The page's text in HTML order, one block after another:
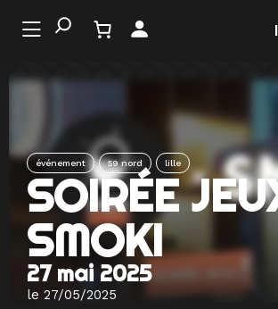
événement 59 nord lille
SOIRÉE
SMOKI
27 mai 2025
le 27/05/2025